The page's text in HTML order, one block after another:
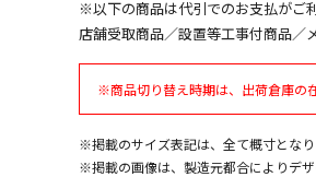
※以下の商品は代引でのお支払がご
店舗受取商品／設置等工事付商品／
※商品切り替え時期は、出荷倉庫の
※掲載のサイズ表記は、全て概寸となり
※掲載の画像は、製造元都合によりデ